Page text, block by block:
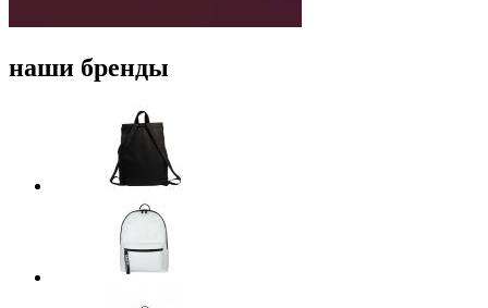
наши бренды